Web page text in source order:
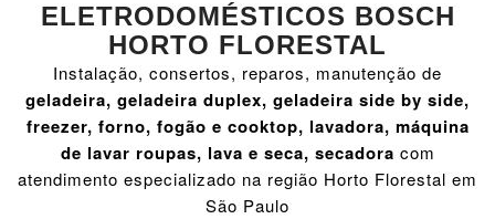
ELETRODOMÉSTICOS BOSCH
HORTO FLORESTAL
Instalação, consertos, reparos, manutenção de
geladeira, geladeira duplex, geladeira side by side,
freezer, forno, fogão e cooktop, lavadora, máquina
de lavar roupas, lava e seca, secadora com
atendimento especializado na região Horto Florestal em
São Paulo